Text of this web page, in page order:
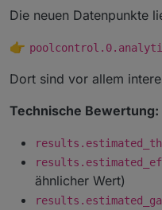
Die neuen Datenpunkte
👉
Dort sind vor allem
Technische Bewertung:
ähnlicher Wert)